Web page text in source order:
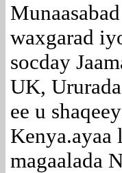
waxgarad
socday
UK,
ee u
Kenya.ayaa
magaalada